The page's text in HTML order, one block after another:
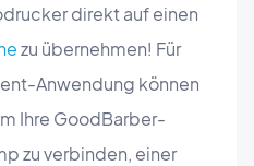
direkt auf einen
zu übernehmen! Für
Anwendung können
Ihre GoodBarber-
zu verbinden, einer